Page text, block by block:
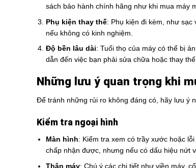
sách bảo hành chính hãng như khi mua máy
Phụ kiện thay thế: Phụ kiện đi kèm, như
nếu không có kinh nghiệm.
Độ bền lâu dài: Tuổi thọ của máy có thể bị
dẫn đến việc bạn phải sửa chữa hoặc thay
Những lưu ý quan trọng khi
Để tránh những rủi ro không đáng có, hãy lưu ý
Kiểm tra ngoại hình
Màn hình: Kiểm tra xem có trầy xước hoặc
chấp nhận được, nhưng nếu có dấu hiệu nứt
Thân máy: Chú ý các chi tiết như viền máy,